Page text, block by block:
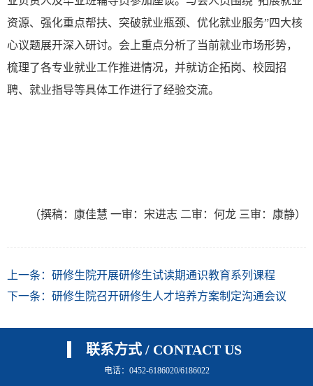
资源、强化重点帮扶、突破就业瓶颈、优化就业服务”四大核
心议题展开深入研讨。会上重点分析了当前就业市场形势，
梳理了各专业就业工作推进情况，并就访企拓岗、校园招
聘、就业指导等具体工作进行了经验交流。
（撰稿：康佳慧 一审：宋进志 二审：何龙 三审：康静）
上一条： 研修生院开展研修生试读期通识教育系列课程
下一条： 研修生院召开研修生人才培养方案制定沟通会议
联系方式 / CONTACT US
电话：0452-6186020/6186022